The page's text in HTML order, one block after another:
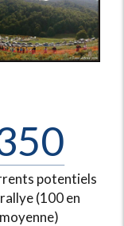
potentiels
(100 en
moyenne)